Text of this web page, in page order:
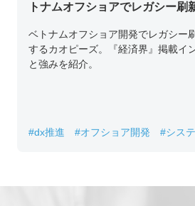
トナムオフショアでレガシー刷
ベトナムオフショア開発でレガシー
するカオピーズ。『経済界』掲載イ
と強みを紹介。
#dx推進 #オフショア開発 #シス